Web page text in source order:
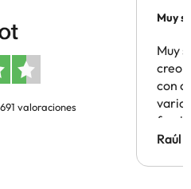
valoraciones
Muy
Muy
creo
con
Hotel
Raúl